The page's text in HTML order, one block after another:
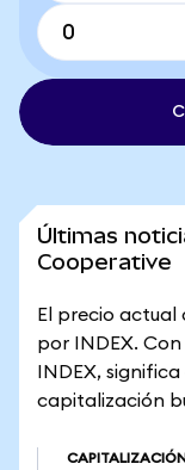
Últimas
Cooperative
El precio actual
por INDEX.
INDEX,
capitalización